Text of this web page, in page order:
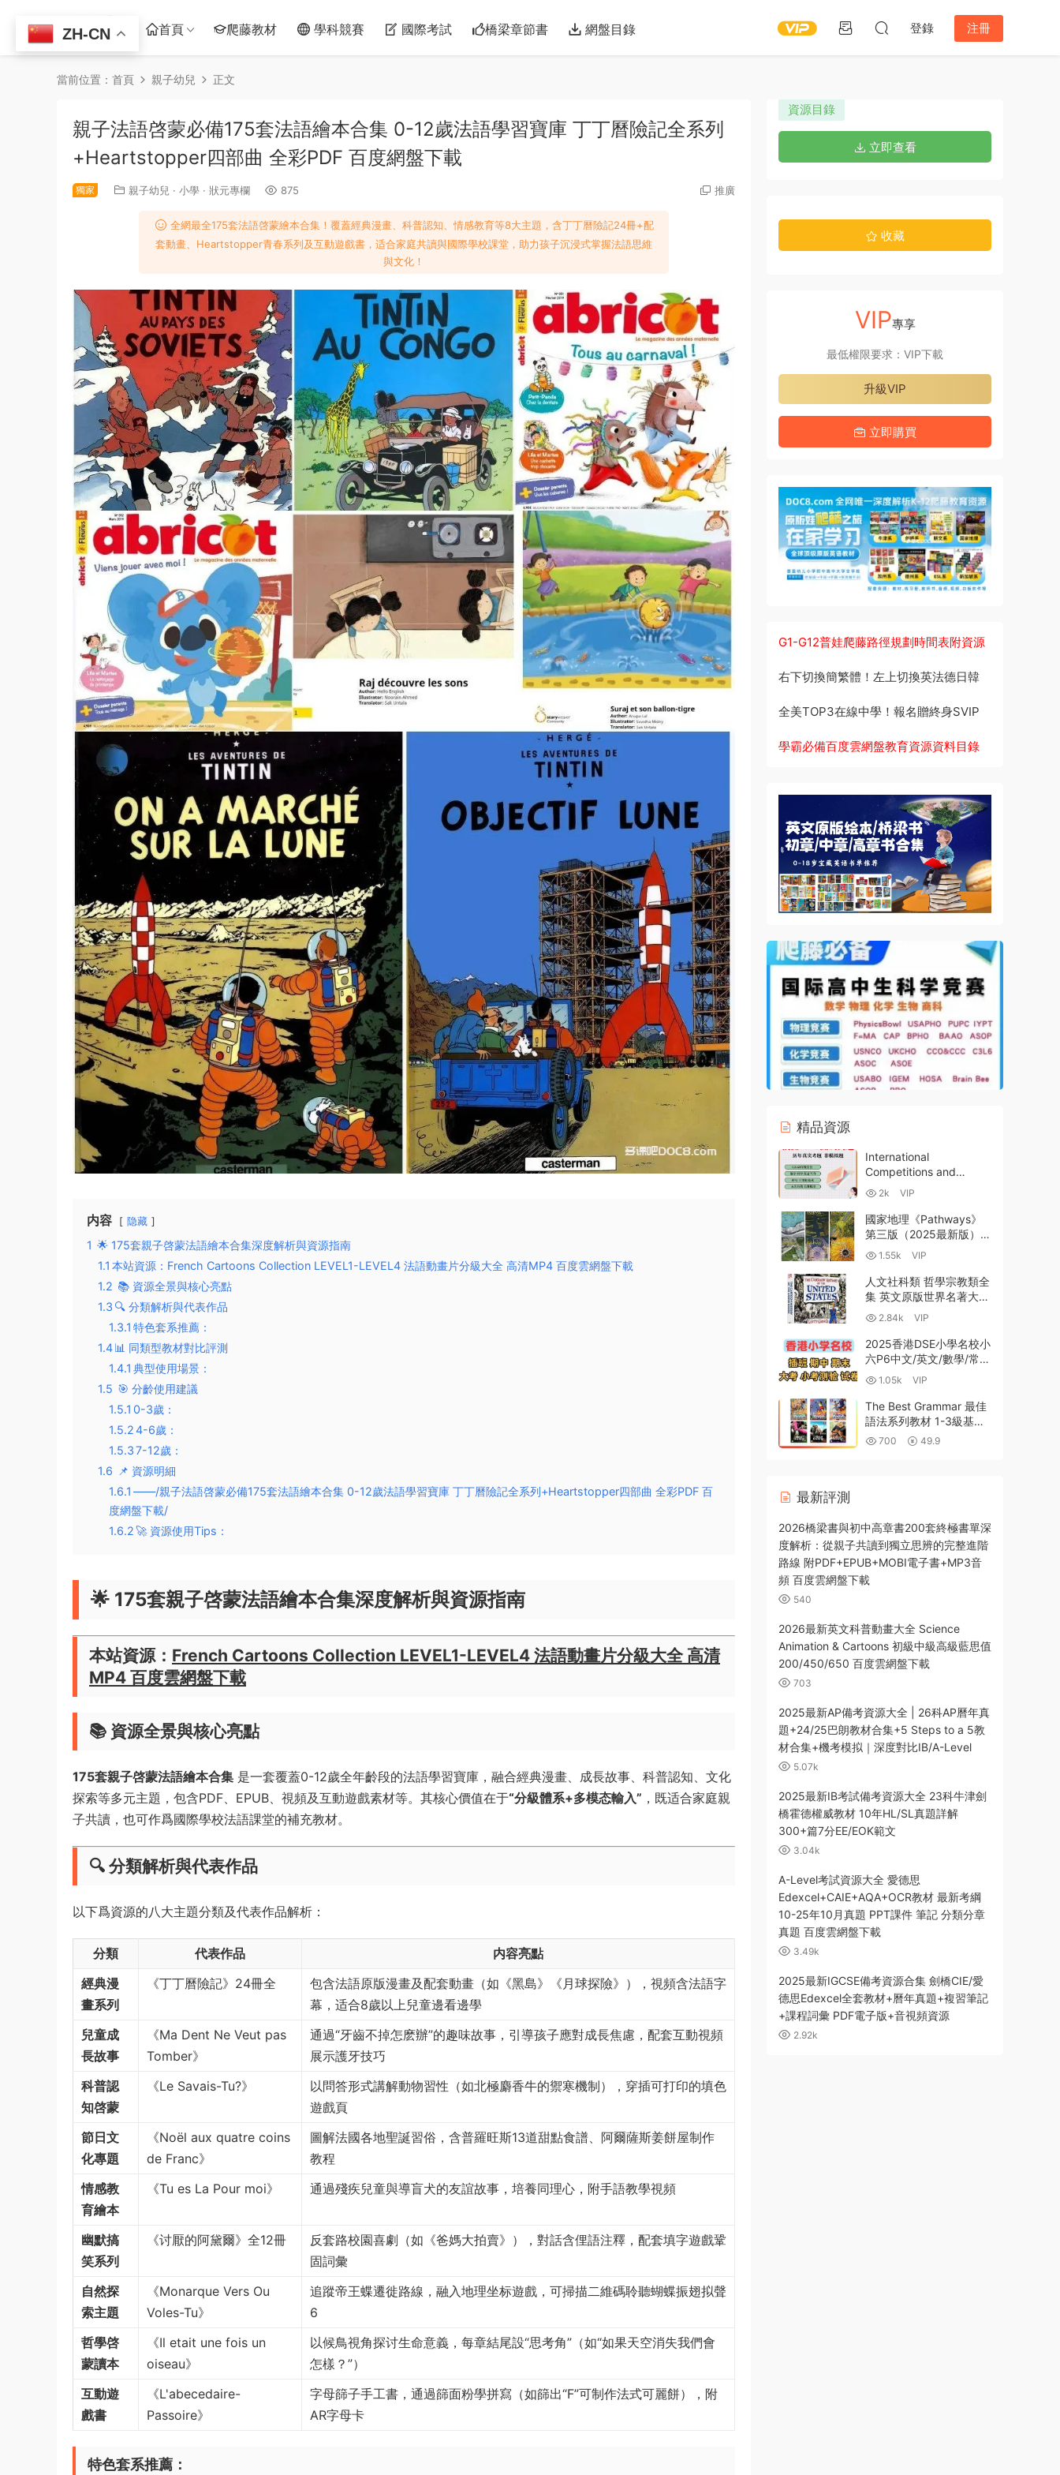
首頁 爬藤教材 學科競賽 國際考試 橋梁章節書 網盤目錄 登錄 注冊
當前位置： 首頁 親子幼兒 正文
親子法語啓蒙必備175套法語繪本合集 0-12歲法語學習寶庫 丁丁曆險記全系列
+Heartstopper四部曲 全彩PDF 百度網盤下載
獨家 親子幼兒 · 小學 · 狀元專欄 875 推廣
全網最全175套法語啓蒙繪本合集！覆蓋經典漫畫、科普認知、情感教育等8大主題，含丁丁曆險記24冊+配
套動畫、Heartstopper青春系列及互動遊戲書，适合家庭共讀與國際學校課堂，助力孩子沉浸式掌握法語思維
與文化！
内容 隐藏
1 🌟 ​​175套親子啓蒙法語繪本合集深度解析與資源指南​​
1.1 ​​本站資源：French Cartoons Collection LEVEL1-LEVEL4 法語動畫片分級大全 高清MP4 百度雲網盤下載
1.2 📚 資源全景與核心亮點​​
1.3 ​​🔍 分類解析與代表作品​​
1.3.1 ​​特色套系推薦​​：
1.4​​📊 同類型教材對比評測​​
1.4.1 ​​典型使用場景​​：
1.5 🎯 分齡使用建議​​
1.5.1 ​​0-3歲​​：
1.5.2​​4-6歲​​：
1.5.3​​7-12歲​​：
1.6 📌 資源明細
1.6.1 ​​——/親子法語啓蒙必備175套法語繪本合集 0-12歲法語學習寶庫 丁丁曆險記全系列+Heartstopper四部曲 全彩PDF 百
度網盤下載/
1.6.2 ​​🚀 資源使用Tips​​：
🌟 ​ ​175套親子啓蒙法語繪本合集深度解析與資源指南​
​本站資源： French Cartoons Collection LEVEL1-LEVEL4 法語動畫片分級大全 高清
MP4 百度雲網盤下載
📚 資源全景與核心亮點​
​175套親子啓蒙法語繪本合集​ ​ 是一套覆蓋0-12歲全年齡段的法語學習寶庫，融合經典漫畫、成長故事、科普認知、文化
探索等多元主題，包含PDF、EPUB、視頻及互動遊戲素材等。其核心價值在于​​“分級體系+多模态輸入”​ ​，既适合家庭親
子共讀，也可作爲國際學校法語課堂的補充教材。
​🔍 分類解析與代表作品​
以下爲資源的八大主題分類及代表作品解析：
​分類​ ​代表作品​
​内容亮點​
​經典漫
畫系列​
《丁丁曆險記》24冊全
包含法語原版漫畫及配套動畫（如《黑島》《月球探險》），視頻含法語字
幕，适合8歲以上兒童邊看邊學
​兒童成
長故事​
《Ma Dent Ne Veut pas
Tomber》
通過“牙齒不掉怎麽辦”的趣味故事，引導孩子應對成長焦慮，配套互動視頻
展示護牙技巧
​科普認
知啓蒙​
《Le Savais-Tu?》
以問答形式講解動物習性（如北極麝香牛的禦寒機制），穿插可打印的填色
遊戲頁
​節日文
化專題​
《Noël aux quatre coins
de Franc》
圖解法國各地聖誕習俗，含普羅旺斯13道甜點食譜、阿爾薩斯姜餅屋制作
教程
​情感教
育繪本​
《Tu es La Pour moi》 通過殘疾兒童與導盲犬的友誼故事，培養同理心，附手語教學視頻
​幽默搞
笑系列​
《讨厭的阿黛爾》全12冊
反套路校園喜劇（如《爸媽大拍賣》），對話含俚語注釋，配套填字遊戲鞏
固詞彙
​自然探
索主題​
《Monarque Vers Ou
Voles-Tu》
追蹤帝王蝶遷徙路線，融入地理坐标遊戲，可掃描二維碼聆聽蝴蝶振翅拟聲
6
​哲學啓
蒙讀本​
《Il etait une fois un
oiseau》
以候鳥視角探讨生命意義，每章結尾設“思考角”（如“如果天空消失我們會
怎樣？”）
​互動遊
戲書​
《L'abecedaire-
Passoire》
字母篩子手工書，通過篩面粉學拼寫（如篩出“F”可制作法式可麗餅），附
AR字母卡
​特色套系推薦​ ​：
資源目錄
立即查看
收藏
VIP專享
最低權限要求：VIP下載
升級VIP
立即購買
G1-G12普娃爬藤路徑規劃時間表附資源
右下切換簡繁體！左上切換英法德日韓
全美TOP3在線中學！報名贈終身SVIP
學霸必備百度雲網盤教育資源資料目錄
精品資源
International
Competitions and
Assessment for Schools
澳洲ICAS競賽G2-G8全科
真題+答案 高清PDF 百度
雲網盤下載
2k VIP
國家地理《Pathways》
第三版（2025最新版）深
度解析 托福雅思銜接 全
套PDF電子版音視頻資源
下載
1.55k VIP
人文社科類 哲學宗教類全
集 英文原版世界名著大全
全彩高清PDF電子書 百度
網盤下載
2.84k VIP
2025香港DSE小學名校小
六P6中文/英文/數學/常識
四科千份小六插班真題試
卷+期中期末大考小考測
驗練習資源大全
PDF+WORD電子版下載
1.05k VIP
The Best Grammar 最佳
語法系列教材 1-3級基礎
版+Plus 1-3級進階版
700 49.9
最新評測
2026橋梁書與初中高章書200套終極書單深
度解析：從親子共讀到獨立思辨的完整進階
路線 附PDF+EPUB+MOBI電子書+MP3音
頻 百度雲網盤下載
540
2026最新英文科普動畫大全 Science
Animation & Cartoons 初級中級高級藍思值
200/450/650 百度雲網盤下載
703
2025最新AP備考資源大全 | 26科AP曆年真
題+24/25巴朗教材合集+5 Steps to a 5教
材合集+機考模拟｜深度對比IB/A-Level
5.07k
2025最新IB考試備考資源大全 23科牛津劍
橋霍德權威教材 10年HL/SL真題詳解
300+篇7分EE/EOK範文
3.04k
A-Level考試資源大全 愛德思
Edexcel+CAIE+AQA+OCR教材 最新考綱
10-25年10月真題 PPT課件 筆記 分類分章
真題 百度雲網盤下載
3.49k
2025最新IGCSE備考資源合集 劍橋CIE/愛
德思Edexcel全套教材+曆年真題+複習筆記
+課程詞彙 PDF電子版+音視頻資源
2.92k
ZH-CN